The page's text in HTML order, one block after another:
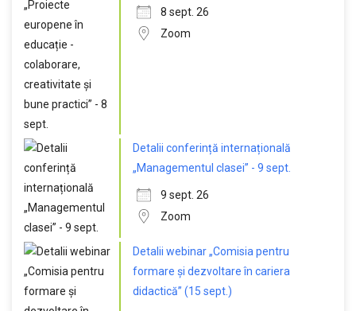
8 sept. 26
Zoom
Detalii conferință internațională
„Managementul clasei” - 9 sept.
9 sept. 26
Zoom
Detalii webinar „Comisia pentru
formare și dezvoltare în cariera
didactică” (15 sept.)